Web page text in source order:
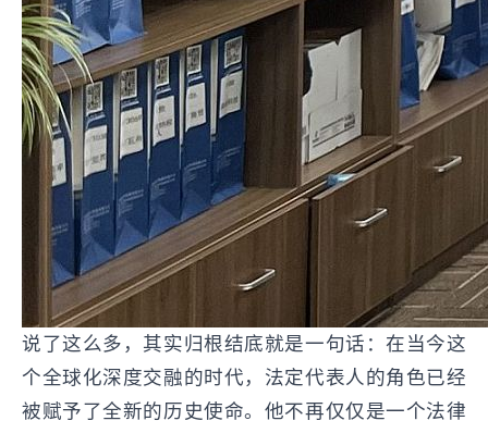
说了这么多，其实归根结底就是一句话：在当今这
个全球化深度交融的时代，法定代表人的角色已经
被赋予了全新的历史使命。他不再仅仅是一个法律